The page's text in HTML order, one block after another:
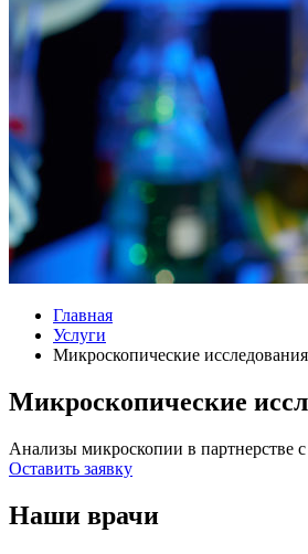
Главная
Услуги
Микроскопические исследования
Микроскопические
Анализы микроскопии в партнерстве
Оставить заявку
Наши врачи